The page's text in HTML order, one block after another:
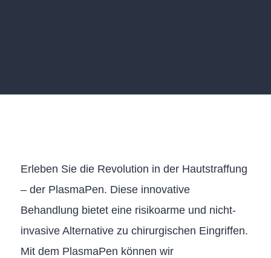
Erleben Sie die Revolution in der Hautstraffung
– der PlasmaPen. Diese innovative
Behandlung bietet eine risikoarme und nicht-
invasive Alternative zu chirurgischen Eingriffen.
Mit dem PlasmaPen können wir